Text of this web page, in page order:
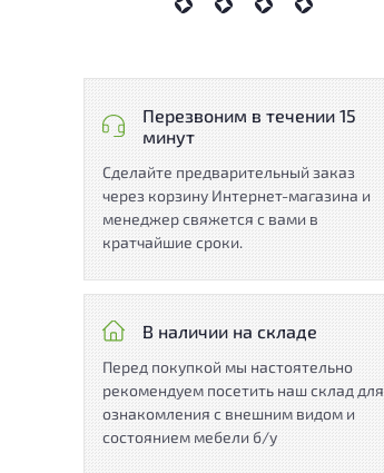
Перезвоним в течении 15
минут
Сделайте предварительный заказ
через корзину Интернет-магазина и
менеджер свяжется с вами в
кратчайшие сроки.
В наличии на складе
Перед покупкой мы настоятельно
рекомендуем посетить наш склад для
ознакомления с внешним видом и
состоянием мебели б/у